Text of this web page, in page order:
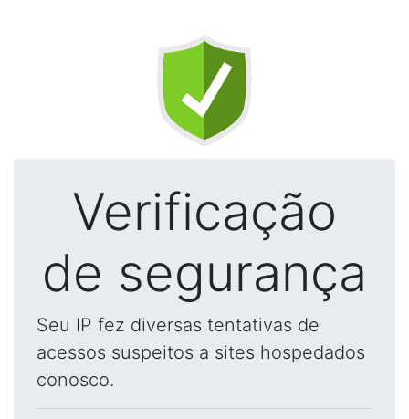
Verificação
de segurança
Seu IP fez diversas tentativas de
acessos suspeitos a sites hospedados
conosco.